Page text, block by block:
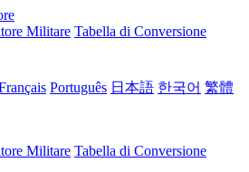
Militare Tabella di Conversione
Português 日本語 한국어 繁體
Militare Tabella di Conversione